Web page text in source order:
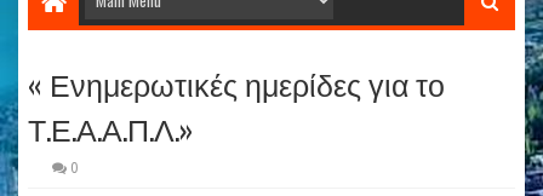
« Ενημερωτικές ημερίδες για το
Τ.Ε.Α.Α.Π.Λ.»
0